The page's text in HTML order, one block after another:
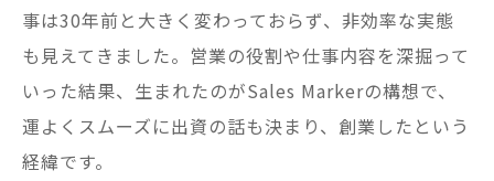
事は30年前と大きく変わっておらず、非効率な実態
も見えてきました。営業の役割や仕事内容を深掘って
いった結果、生まれたのがSales Markerの構想で、
運よくスムーズに出資の話も決まり、創業したという
経緯です。